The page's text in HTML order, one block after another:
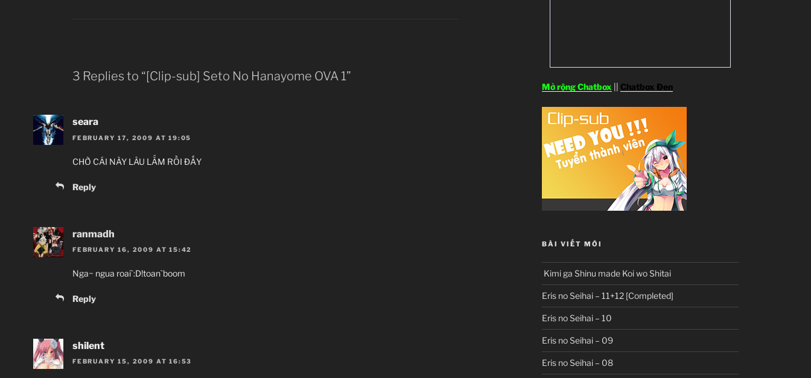
3 Replies to “[Clip-sub] Seto No Hanayome OVA 1”
seara
FEBRUARY 17, 2009 AT 19:05
CHỜ CÁI NÀY LÂU LẮM RỒI ĐẤY
Reply
ranmadh
FEBRUARY 16, 2009 AT 15:42
Nga~ ngua roai`:D!toan`boom
Reply
shilent
FEBRUARY 15, 2009 AT 16:53
Mở rộng Chatbox Chatbox Đen
BÀI VIẾT MỚI
Kimi ga Shinu made Koi wo Shitai
Eris no Seihai – 11+12 [Completed]
Eris no Seihai – 10
Eris no Seihai – 09
Eris no Seihai – 08